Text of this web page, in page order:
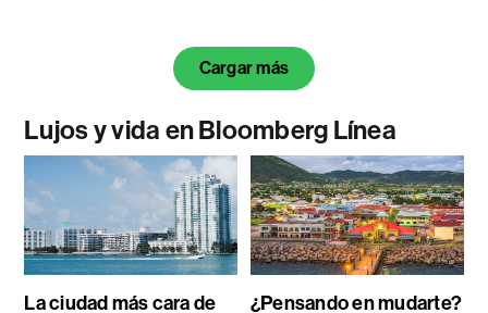
Cargar más
Lujos y vida en Bloomberg Línea
La ciudad más cara de
¿Pensando en mudarte?